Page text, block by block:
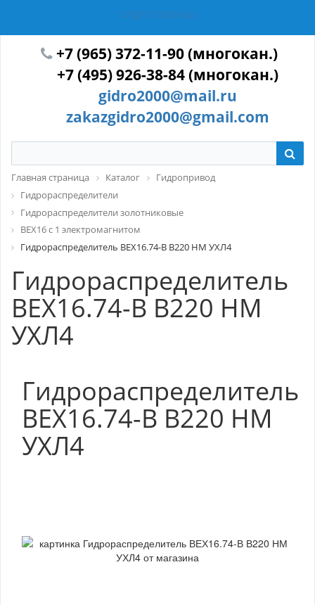
ГИДРОТЕХМАШ
+7 (965) 372-11-90 (многокан.)
+7 (495) 926-38-84 (многокан.)
gidro2000@mail.ru
zakazgidro2000@gmail.com
Главная страница Каталог
Гидропривод
Гидрораспределители
Гидрораспределители золотниковые
ВЕХ16 с 1 электромагнитом
Гидрораспределитель ВЕХ16.74-В В220 НМ УХЛ4
Гидрораспределитель
ВЕХ16.74-В В220 НМ
УХЛ4
Гидрораспределитель
ВЕХ16.74-В В220 НМ
УХЛ4